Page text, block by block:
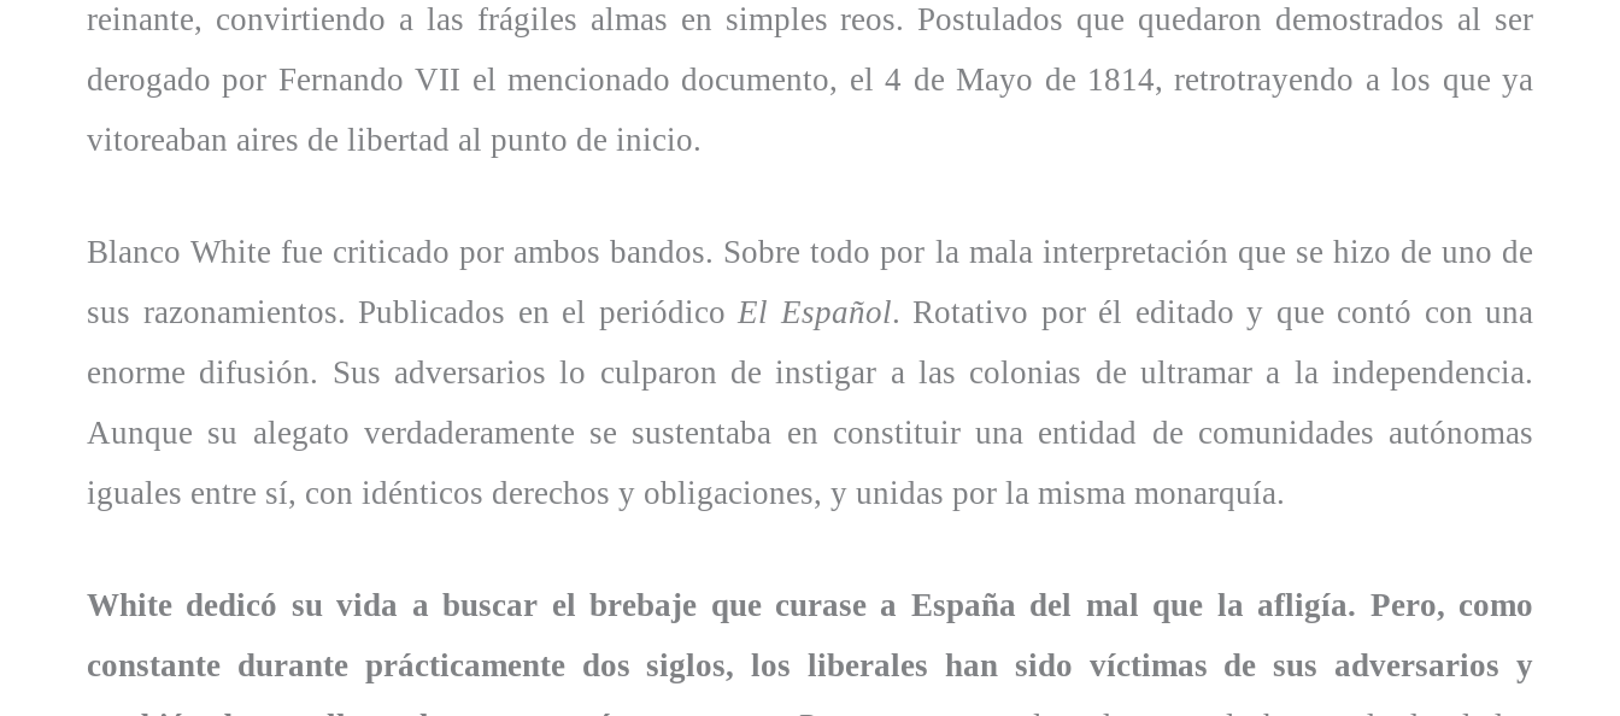
reinante, convirtiendo a las frágiles almas en simples reos. Postulados que quedaron demostrados al ser
derogado por Fernando VII el mencionado documento, el 4 de Mayo de 1814, retrotrayendo a los que ya
vitoreaban aires de libertad al punto de inicio.
Blanco White fue criticado por ambos bandos. Sobre todo por la mala interpretación que se hizo de uno de
sus razonamientos. Publicados en el periódico El Español. Rotativo por él editado y que contó con una
enorme difusión. Sus adversarios lo culparon de instigar a las colonias de ultramar a la independencia.
Aunque su alegato verdaderamente se sustentaba en constituir una entidad de comunidades autónomas
iguales entre sí, con idénticos derechos y obligaciones, y unidas por la misma monarquía.
White dedicó su vida a buscar el brebaje que curase a España del mal que la afligía. Pero, como
constante durante prácticamente dos siglos, los liberales han sido víctimas de sus adversarios y